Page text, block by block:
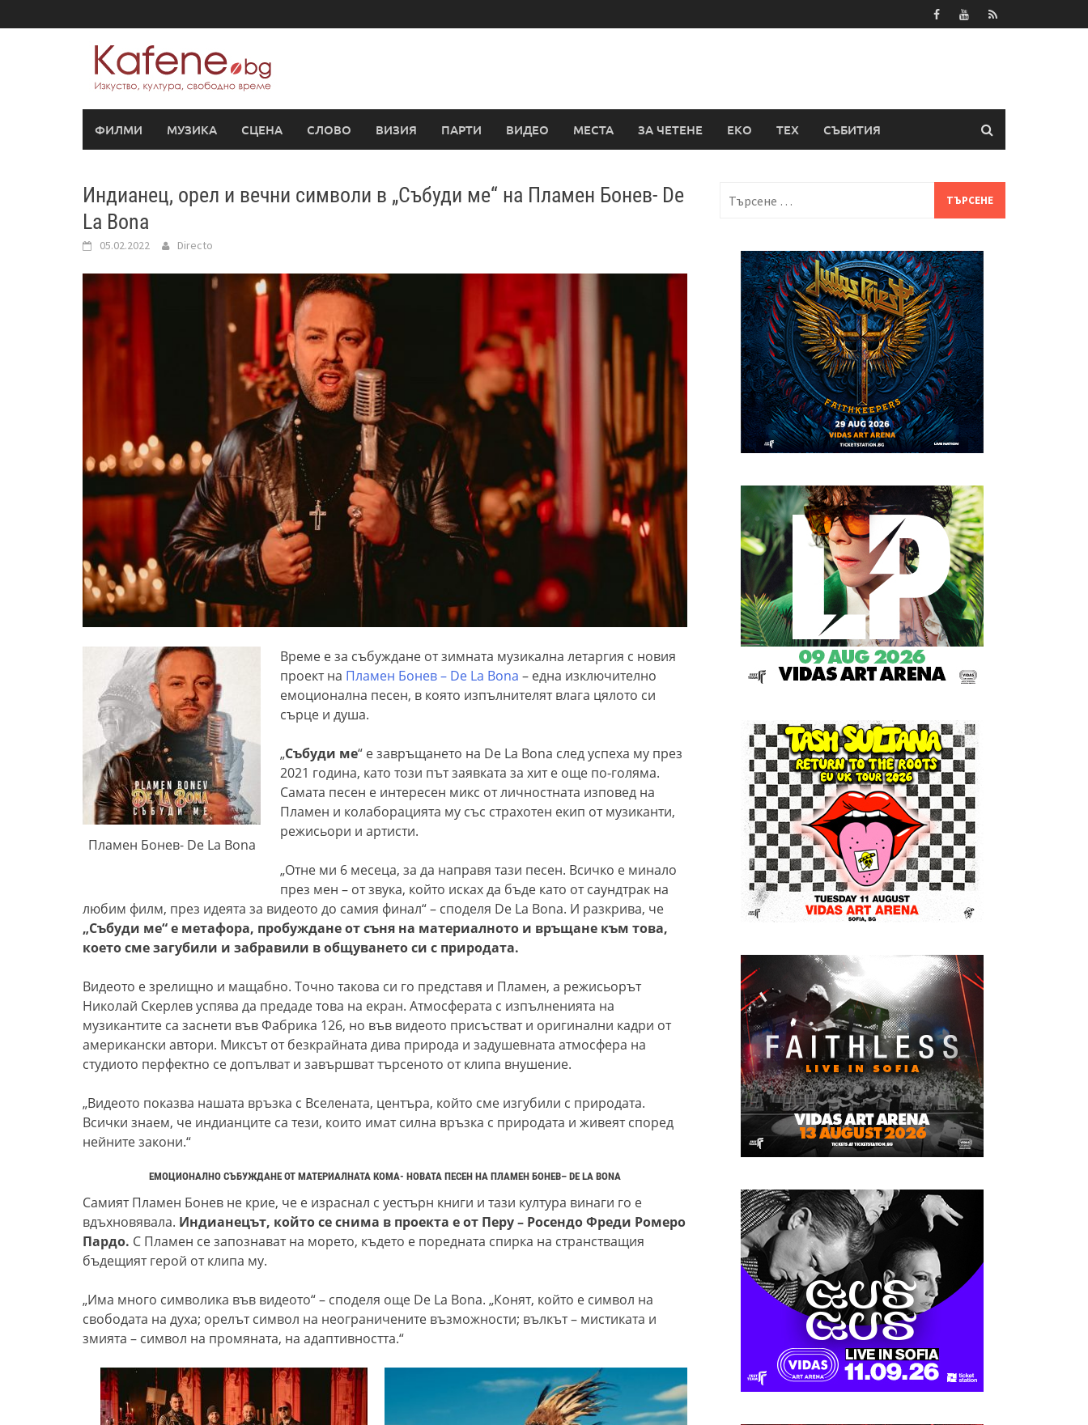
to
ФИЛМИ МУЗИКА СЦЕНА СЛОВО ВИЗИЯ ПАРТИ ВИДЕО МЕСТА ЗА ЧЕТЕНЕ ЕКО ТЕХ СЪБИТИЯ
Индианец, орел и вечни символи в „Събуди ме“ на Пламен Бонев- De
La Bona
05.02.2022 Directo
Пламен Бонев- De La Bona
Време е за събуждане от зимната музикална летаргия с новия
проект на Пламен Бонев – De La Bona – една изключително
емоционална песен, в която изпълнителят влага цялото си
сърце и душа.
„Събуди ме“ е завръщането на De La Bona след успеха му през
2021 година, като този път заявката за хит е още по-голяма.
Самата песен е интересен микс от личностната изповед на
Пламен и колаборацията му със страхотен екип от музиканти,
режисьори и артисти.
„Отне ми 6 месеца, за да направя тази песен. Всичко е минало
през мен – от звука, който исках да бъде като от саундтрак на
любим филм, през идеята за видеото до самия финал“ – споделя De La Bona. И разкрива, че
„Събуди ме“ е метафора, пробуждане от съня на материалното и връщане към това,
което сме загубили и забравили в общуването си с природата.
Видеото е зрелищно и мащабно. Точно такова си го представя и Пламен, а режисьорът
Николай Скерлев успява да предаде това на екран. Атмосферата с изпълненията на
музикантите са заснети във Фабрика 126, но във видеото присъстват и оригинални кадри от
американски автори. Миксът от безкрайната дива природа и задушевната атмосфера на
студиото перфектно се допълват и завършват търсеното от клипа внушение.
„Видеото показва нашата връзка с Вселената, центъра, който сме изгубили с природата.
Всички знаем, че индианците са тези, които имат силна връзка с природата и живеят според
нейните закони.“
ЕМОЦИОНАЛНО СЪБУЖДАНЕ ОТ МАТЕРИАЛНАТА КОМА- НОВАТА ПЕСЕН НА ПЛАМЕН БОНЕВ– DE LA BONA
Самият Пламен Бонев не крие, че е израснал с уестърн книги и тази култура винаги го е
вдъхновявала. Индианецът, който се снима в проекта е от Перу – Росендо Фреди Ромеро
Пардо. С Пламен се запознават на морето, където е поредната спирка на странстващия
бъдещият герой от клипа му.
„Има много символика във видеото“ – споделя още De La Bona. „Конят, който е символ на
свободата на духа; орелът символ на неограничените възможности; вълкът – мистиката и
змията – символ на промяната, на адаптивността.“
за: